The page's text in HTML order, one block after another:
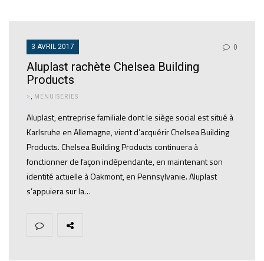
3 AVRIL 2017 0
Aluplast rachète Chelsea Building
Products
> , MENUISERIES
Aluplast, entreprise familiale dont le siège social est situé à
Karlsruhe en Allemagne, vient d’acquérir Chelsea Building
Products. Chelsea Building Products continuera à
fonctionner de façon indépendante, en maintenant son
identité actuelle à Oakmont, en Pennsylvanie. Aluplast
s’appuiera sur la…